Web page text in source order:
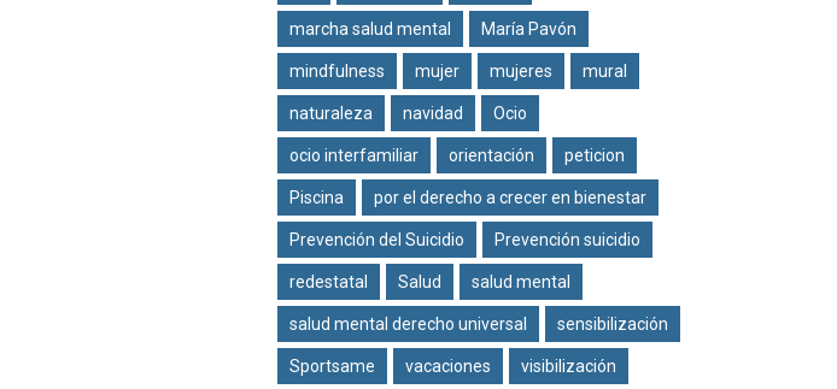
marcha salud mental María Pavón
mindfulness mujer mujeres mural
naturaleza navidad Ocio
ocio interfamiliar orientación peticion
Piscina por el derecho a crecer en bienestar
Prevención del Suicidio Prevención suicidio
redestatal Salud salud mental
salud mental derecho universal sensibilización
Sportsame vacaciones visibilización